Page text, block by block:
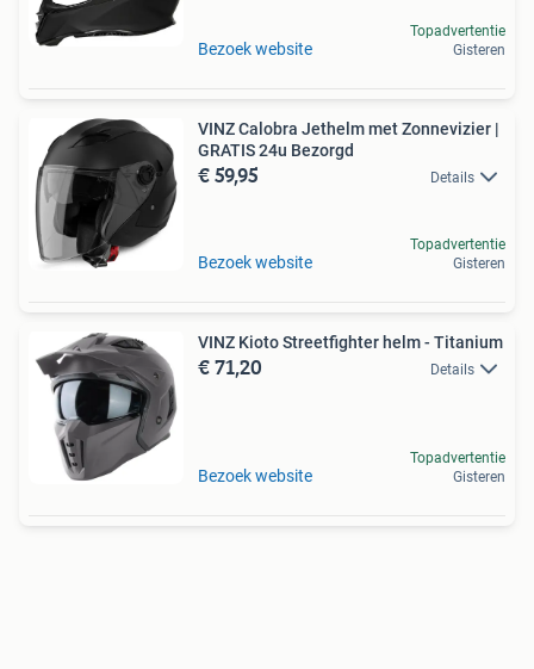
Bezoek website
Topadvertentie
Gisteren
VINZ Calobra Jethelm met Zonnevizier |
GRATIS 24u Bezorgd
€ 59,95 Details
Bezoek website
Topadvertentie
Gisteren
VINZ Kioto Streetfighter helm - Titanium
€ 71,20 Details
Bezoek website
Topadvertentie
Gisteren